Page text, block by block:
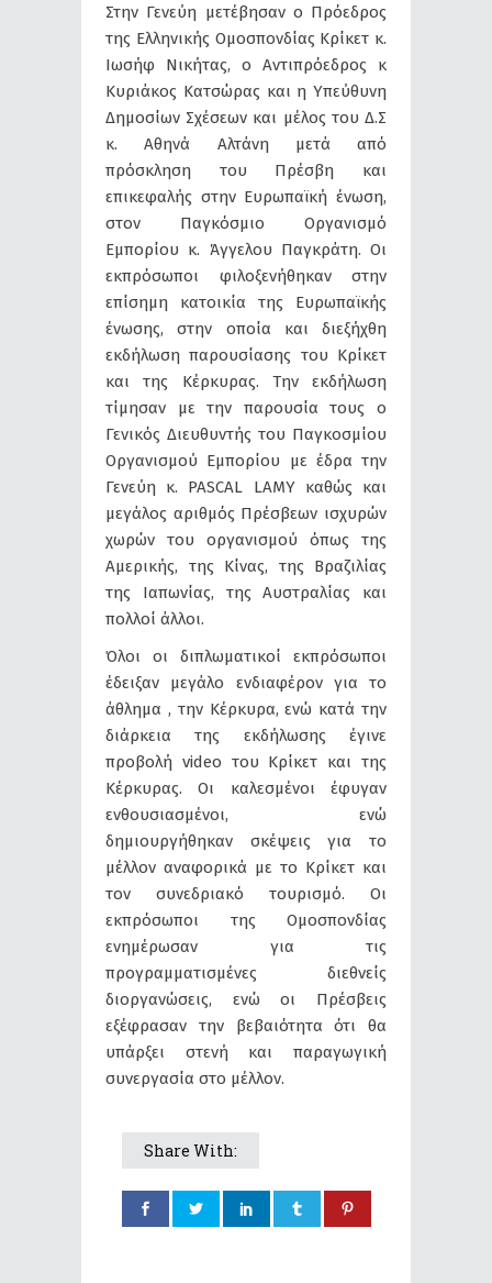
Στην Γενεύη μετέβησαν ο Πρόεδρος
της Ελληνικής Ομοσπονδίας Κρίκετ κ.
Ιωσήφ Νικήτας, ο Αντιπρόεδρος κ
Κυριάκος Κατσώρας και η Υπεύθυνη
Δημοσίων Σχέσεων και μέλος του Δ.Σ
κ. Αθηνά Αλτάνη μετά από
πρόσκληση του Πρέσβη και
επικεφαλής στην Ευρωπαϊκή ένωση,
στον Παγκόσμιο Οργανισμό
Εμπορίου κ. Άγγελου Παγκράτη. Οι
εκπρόσωποι φιλοξενήθηκαν στην
επίσημη κατοικία της Ευρωπαϊκής
ένωσης, στην οποία και διεξήχθη
εκδήλωση παρουσίασης του Κρίκετ
και της Κέρκυρας. Την εκδήλωση
τίμησαν με την παρουσία τους ο
Γενικός Διευθυντής του Παγκοσμίου
Οργανισμού Εμπορίου με έδρα την
Γενεύη κ. PASCAL LAMY καθώς και
μεγάλος αριθμός Πρέσβεων ισχυρών
χωρών του οργανισμού όπως της
Αμερικής, της Κίνας, της Βραζιλίας
της Ιαπωνίας, της Αυστραλίας και
πολλοί άλλοι.
Όλοι οι διπλωματικοί εκπρόσωποι
έδειξαν μεγάλο ενδιαφέρον για το
άθλημα , την Κέρκυρα, ενώ κατά την
διάρκεια της εκδήλωσης έγινε
προβολή video του Κρίκετ και της
Κέρκυρας. Οι καλεσμένοι έφυγαν
ενθουσιασμένοι, ενώ
δημιουργήθηκαν σκέψεις για το
μέλλον αναφορικά με το Κρίκετ και
τον συνεδριακό τουρισμό. Οι
εκπρόσωποι της Ομοσπονδίας
ενημέρωσαν για τις
προγραμματισμένες διεθνείς
διοργανώσεις, ενώ οι Πρέσβεις
εξέφρασαν την βεβαιότητα ότι θα
υπάρξει στενή και παραγωγική
συνεργασία στο μέλλον.
Share With: